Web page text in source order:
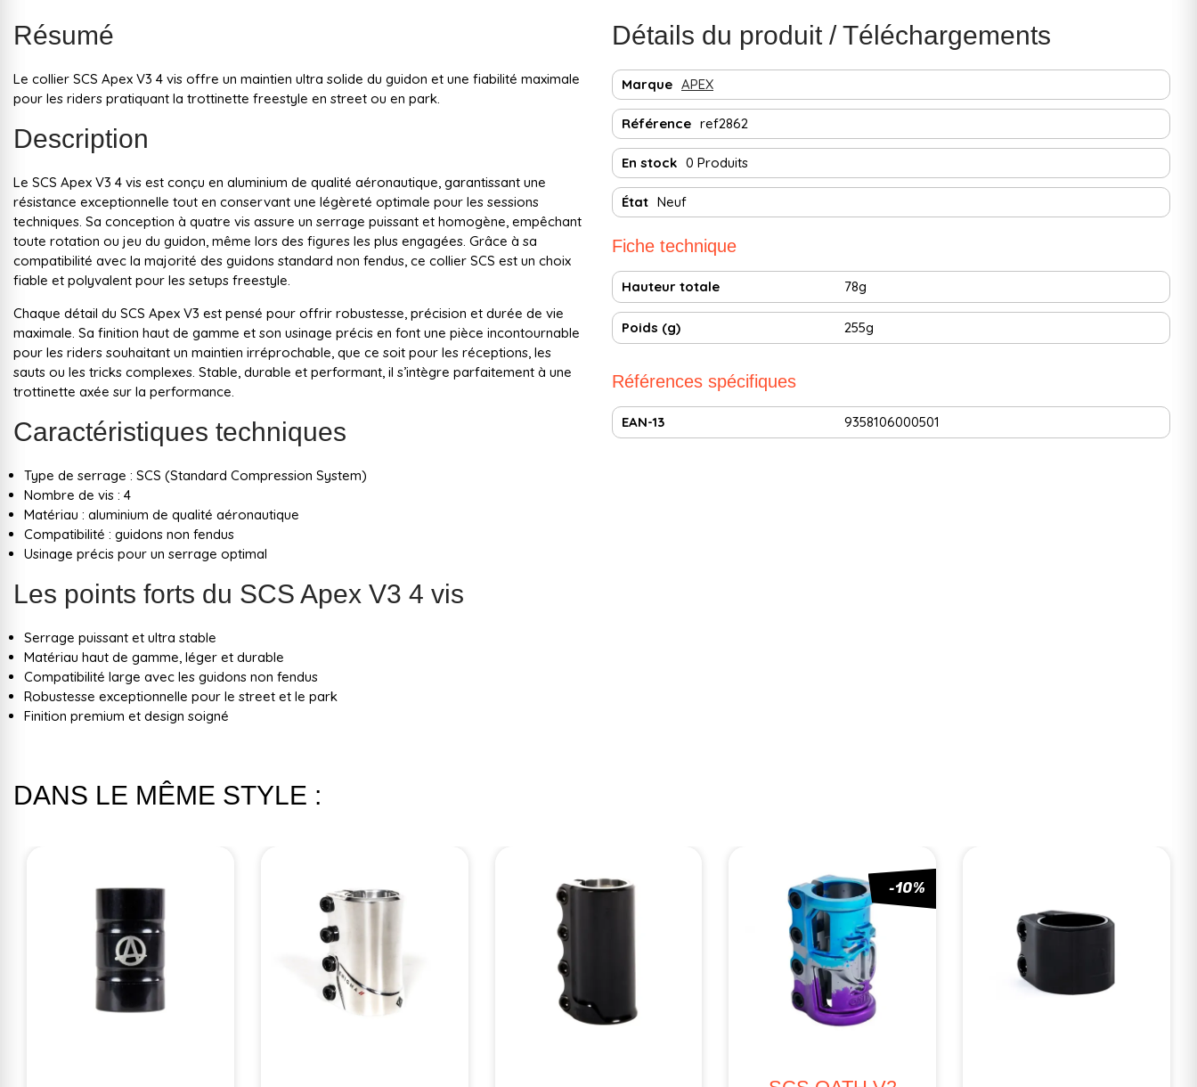
Résumé
Le collier SCS Apex V3 4 vis offre un maintien ultra solide du guidon et une fiabilité maximale
pour les riders pratiquant la trottinette freestyle en street ou en park.
Description
Le SCS Apex V3 4 vis est conçu en aluminium de qualité aéronautique, garantissant une
résistance exceptionnelle tout en conservant une légèreté optimale pour les sessions
techniques. Sa conception à quatre vis assure un serrage puissant et homogène, empêchant
toute rotation ou jeu du guidon, même lors des figures les plus engagées. Grâce à sa
compatibilité avec la majorité des guidons standard non fendus, ce collier SCS est un choix
fiable et polyvalent pour les setups freestyle.
Chaque détail du SCS Apex V3 est pensé pour offrir robustesse, précision et durée de vie
maximale. Sa finition haut de gamme et son usinage précis en font une pièce incontournable
pour les riders souhaitant un maintien irréprochable, que ce soit pour les réceptions, les
sauts ou les tricks complexes. Stable, durable et performant, il s’intègre parfaitement à une
trottinette axée sur la performance.
Caractéristiques techniques
Type de serrage : SCS (Standard Compression System)
Nombre de vis : 4
Matériau : aluminium de qualité aéronautique
Compatibilité : guidons non fendus
Usinage précis pour un serrage optimal
Les points forts du SCS Apex V3 4 vis
Serrage puissant et ultra stable
Matériau haut de gamme, léger et durable
Compatibilité large avec les guidons non fendus
Robustesse exceptionnelle pour le street et le park
Finition premium et design soigné
Détails du produit / Téléchargements
Marque APEX
Référence ref2862
En stock 0 Produits
État Neuf
Fiche technique
Hauteur totale 78g
Poids (g) 255g
Références spécifiques
EAN-13 9358106000501
DANS LE MÊME STYLE :
RUPTURE RUPTURE RUPTURE